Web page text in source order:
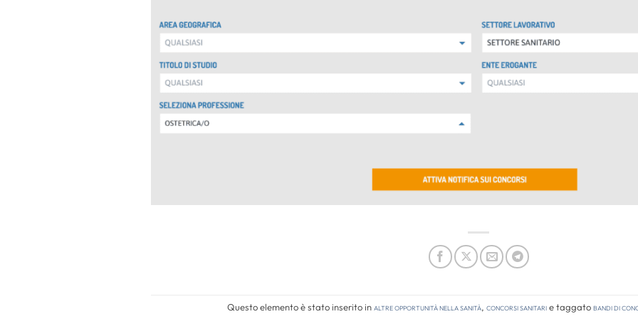
Questo elemento è stato inserito inAltre opportunità nella sanità, Concorsi Sanitarie taggatobandi di